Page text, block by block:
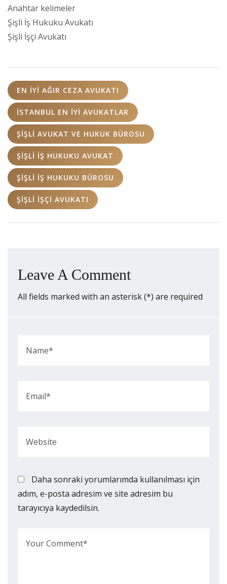
Anahtar kelimeler
Şişli İş Hukuku Avukatı
Şişli İşçi Avukatı
EN IYI AĞIR CEZA AVUKATI
İSTANBUL EN IYI AVUKATLAR
ŞIŞLI AVUKAT VE HUKUK BÜROSU
ŞIŞLI İŞ HUKUKU AVUKAT
ŞIŞLI İŞ HUKUKU BÜROSU
ŞIŞLI İŞÇI AVUKATI
Leave A Comment
All fields marked with an asterisk (*) are required
Daha sonraki yorumlarımda kullanılması için
adım, e-posta adresim ve site adresim bu
tarayıcıya kaydedilsin.